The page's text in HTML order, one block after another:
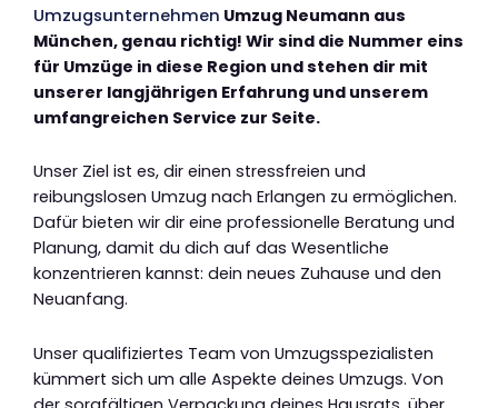
Umzugsunternehmen Umzug Neumann aus
München, genau richtig! Wir sind die Nummer eins
für Umzüge in diese Region und stehen dir mit
unserer langjährigen Erfahrung und unserem
umfangreichen Service zur Seite.
Unser Ziel ist es, dir einen stressfreien und
reibungslosen Umzug nach Erlangen zu ermöglichen.
Dafür bieten wir dir eine professionelle Beratung und
Planung, damit du dich auf das Wesentliche
konzentrieren kannst: dein neues Zuhause und den
Neuanfang.
Unser qualifiziertes Team von Umzugsspezialisten
kümmert sich um alle Aspekte deines Umzugs. Von